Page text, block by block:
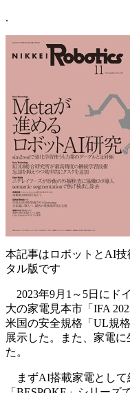
.
本記事はロボットとAI技
タル版です
2023年9月1～5日にド
大の家電見本市「IFA
米国の安全規格「UL規
展示した。また、家電
た。
まずAI搭載家電として